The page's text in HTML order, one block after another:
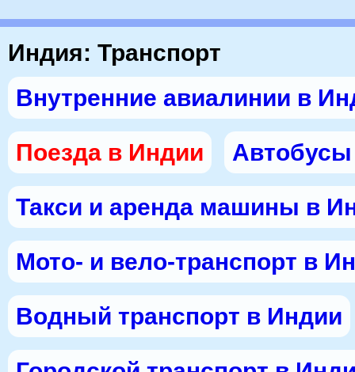
Индия: Транспорт
Внутренние авиалинии в
Поезда в Индии
Такси и аренда машины в
Мото- и вело-транспорт в
Водный транспорт в Индии